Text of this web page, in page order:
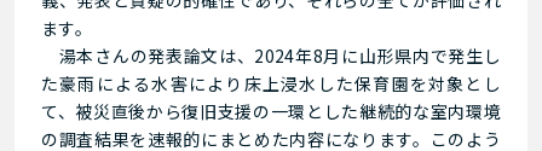
ます。
湯本さんの発表論文は、 2024年8月に山形県内で発生し
た豪雨による水害により床上浸水した保育園を対象とし
て、被災直後から復旧支援の一環とした継続的な室内環境
の調査結果を速報的にまとめた内容になります。このよう